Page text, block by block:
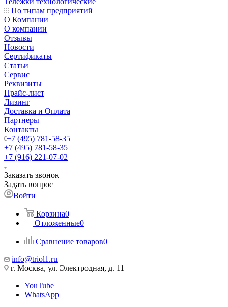
По типам предприятий
О Компании
О компании
Отзывы
Новости
Сертификаты
Статьи
Сервис
Реквизиты
Прайс-лист
Лизинг
Доставка и Оплата
Партнеры
Контакты
+7 (495) 781-58-35
+7 (495) 781-58-35
+7 (916) 221-07-02
Заказать звонок
Задать вопрос
Войти
Корзина0
Отложенные0
Сравнение товаров0
info@triol1.ru
г. Москва, ул. Электродная, д. 11
YouTube
WhatsApp